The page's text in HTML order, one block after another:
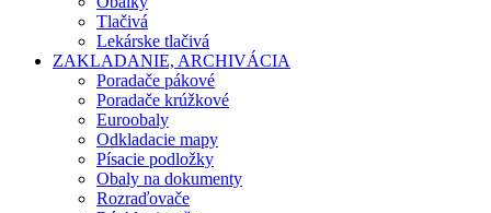
Tlačivá
Lekárske tlačivá
ZAKLADANIE, ARCHIVÁCIA
Poradače pákové
Poradače krúžkové
Euroobaly
Odkladacie mapy
Písacie podložky
Obaly na dokumenty
Rozraďovače